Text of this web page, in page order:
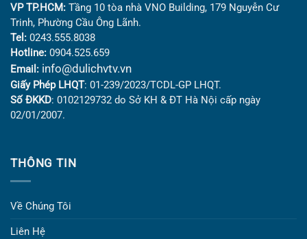
VP TP.HCM: Tầng 10 tòa nhà VNO Building, 179 Nguyễn Cư
Trinh, Phường Cầu Ông Lãnh.
Tel: 0243.555.8038
Hotline: 0904.525.659
Email: info@dulichvtv.vn
Giấy Phép LHQT: 01-239/2023/TCDL-GP LHQT.
Số ĐKKD: 0102129732 do Sở KH & ĐT Hà Nội cấp ngày
02/01/2007.
THÔNG TIN
Về Chúng Tôi
Liên Hệ